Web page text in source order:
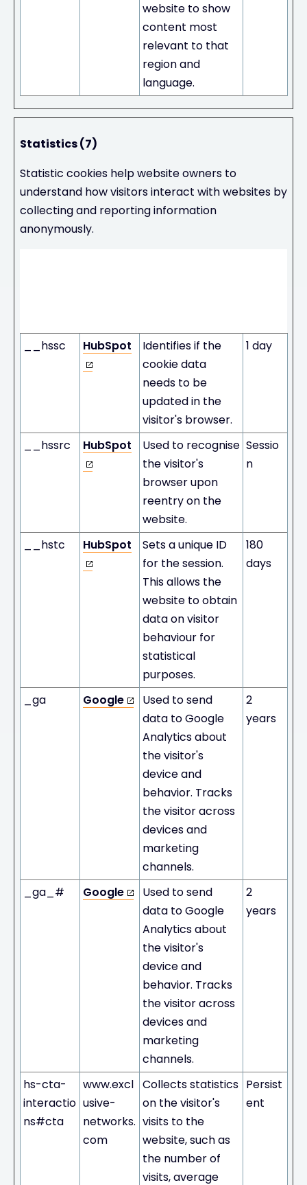
website to show
content most
relevant to that
region and
language.
Statistics (7)
Statistic cookies help website owners to
understand how visitors interact with websites by
collecting and reporting information
anonymously.
__hssc
HubSpot
Identifies if the
cookie data
needs to be
updated in the
visitor's browser.
1 day
__hssrc HubSpot
Used to recognise
the visitor's
browser upon
reentry on the
website.
Sessio
n
__hstc HubSpot
Sets a unique ID
for the session.
This allows the
website to obtain
data on visitor
behaviour for
statistical
purposes.
180
days
_ga Google
Used to send
data to Google
Analytics about
the visitor's
device and
behavior. Tracks
the visitor across
devices and
marketing
channels.
2
years
_ga_# Google
Used to send
data to Google
Analytics about
the visitor's
device and
behavior. Tracks
the visitor across
devices and
marketing
channels.
2
years
hs-cta-
interactio
ns#cta
www.excl
usive-
networks.
com
Collects statistics
on the visitor's
visits to the
website, such as
the number of
visits, average
Persist
ent